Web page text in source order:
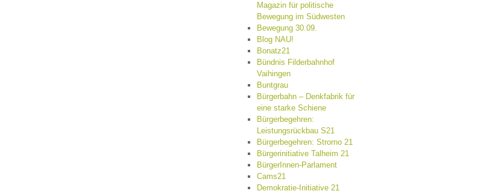
Magazin für politische
Bewegung im Südwesten
Bewegung 30.09.
Blog NAU!
Bonatz21
Bündnis Filderbahnhof
Vaihingen
Buntgrau
Bürgerbahn – Denkfabrik für
eine starke Schiene
Bürgerbegehren:
Leistungsrückbau S21
Bürgerbegehren: Strorno 21
Bürgerinitiative Talheim 21
BürgerInnen-Parlament
Cams21
Demokratie-Initiative 21